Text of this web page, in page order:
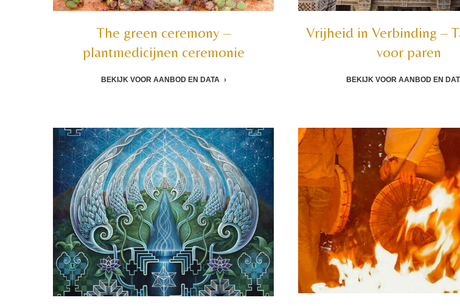
The green ceremony –
plantmedicijnen ceremonie
BEKIJK VOOR AANBOD EN DATA
Vrijheid in Verbinding –
voor paren
BEKIJK VOOR AANBOD EN